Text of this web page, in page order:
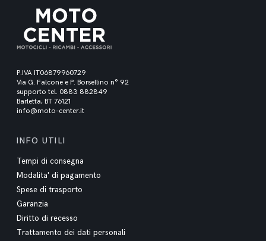
P.IVA IT06879960729
Via G. Falcone e P. Borsellino n° 92
supporto tel. 0883 882849
Barletta, BT 76121
info@moto-center.it
INFO UTILI
Tempi di consegna
Modalita' di pagamento
Spese di trasporto
Garanzia
Diritto di recesso
Trattamento dei dati personali